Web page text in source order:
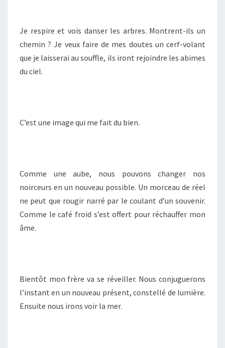
Je respire et vois danser les arbres. Montrent-ils un
chemin ? Je veux faire de mes doutes un cerf-volant
que je laisserai au souffle, ils iront rejoindre les abimes
du ciel.
C’est une image qui me fait du bien.
Comme une aube, nous pouvons changer nos
noirceurs en un nouveau possible. Un morceau de réel
ne peut que rougir narré par le coulant d’un souvenir.
Comme le café froid s’est offert pour réchauffer mon
âme.
Bientôt mon frère va se réveiller. Nous conjuguerons
l’instant en un nouveau présent, constellé de lumière.
Ensuite nous irons voir la mer.